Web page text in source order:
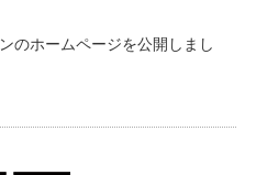
のホームページを公開しまし